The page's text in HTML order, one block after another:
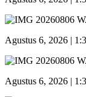
Agustus 6, 2026 |
Agustus 6, 2026 |